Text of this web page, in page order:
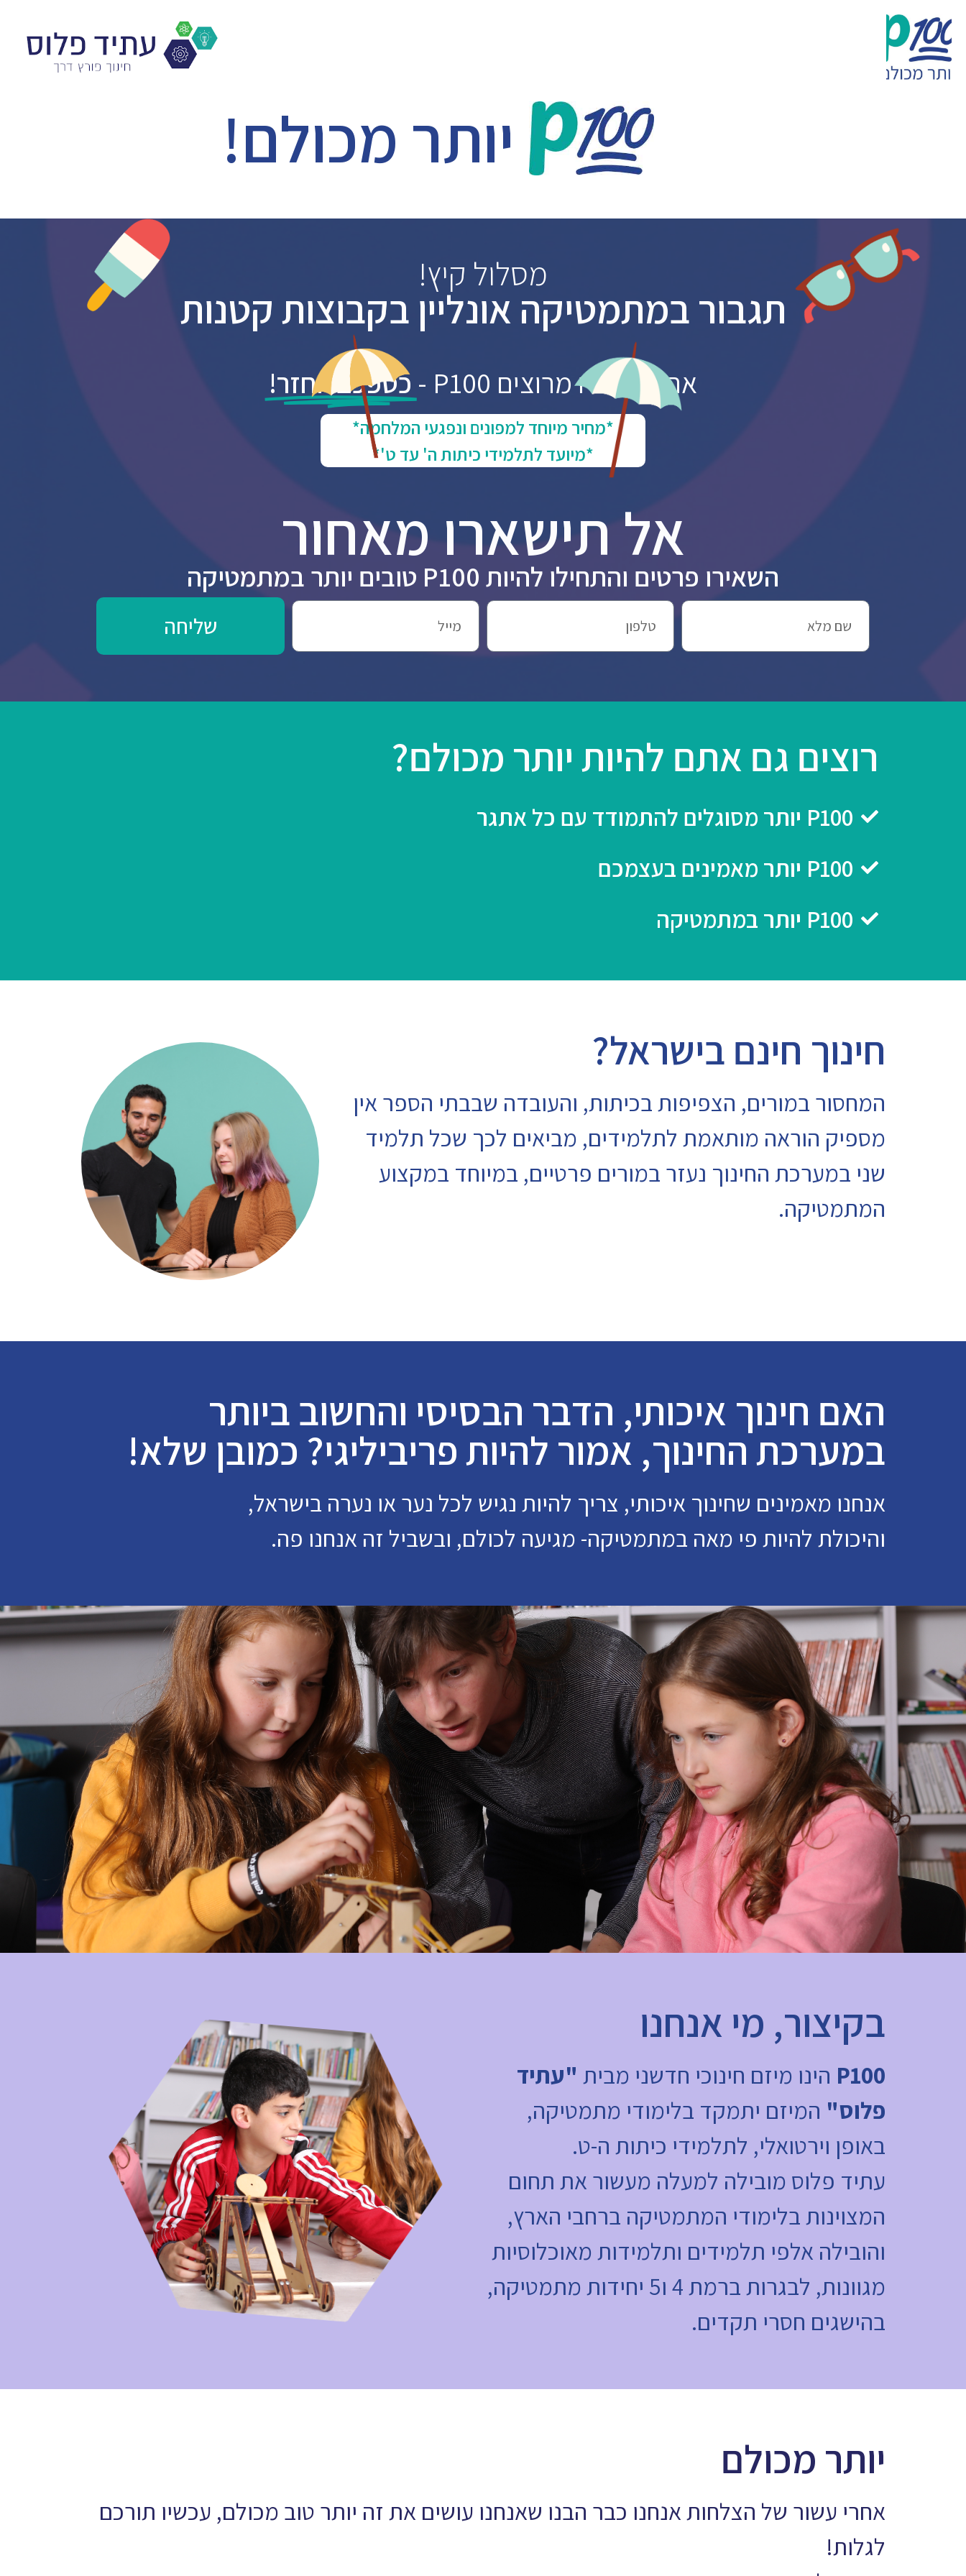
יותר מכולם!
מסלול קיץ!
תגבור במתמטיקה אונליין בקבוצות קטנות
אם לא תהיו מרוצים P100 - כספכם יוחזר!
*מחיר מיוחד למפונים ונפגעי המלחמה*
*מיועד לתלמידי כיתות ה' עד ט'*
אל תישארו מאחור
השאירו פרטים והתחילו להיות P100 טובים יותר במתמטיקה
שליחה
רוצים גם אתם להיות יותר מכולם?
P100 יותר מסוגלים להתמודד עם כל אתגר
P100 יותר מאמינים בעצמכם
P100 יותר במתמטיקה
חינוך חינם בישראל?
המחסור במורים, הצפיפות בכיתות, והעובדה שבבתי הספר אין
מספיק הוראה מותאמת לתלמידים, מביאים לכך שכל תלמיד
שני במערכת החינוך נעזר במורים פרטיים, במיוחד במקצוע
המתמטיקה.
האם חינוך איכותי, הדבר הבסיסי והחשוב ביותר
במערכת החינוך, אמור להיות פריביליגי? כמובן שלא!
אנחנו מאמינים שחינוך איכותי, צריך להיות נגיש לכל נער או נערה בישראל,
והיכולת להיות פי מאה במתמטיקה- מגיעה לכולם, ובשביל זה אנחנו פה.
בקיצור, מי אנחנו
P100 הינו מיזם חינוכי חדשני מבית "עתיד
פלוס" המיזם יתמקד בלימודי מתמטיקה,
באופן וירטואלי, לתלמידי כיתות ה-ט.
עתיד פלוס מובילה למעלה מעשור את תחום
המצוינות בלימודי המתמטיקה ברחבי הארץ,
והובילה אלפי תלמידים ותלמידות מאוכלוסיות
מגוונות, לבגרות ברמת 4 ו5 יחידות מתמטיקה,
בהישגים חסרי תקדים.
יותר מכולם
אחרי עשור של הצלחות אנחנו כבר הבנו שאנחנו עושים את זה יותר טוב מכולם, עכשיו תורכם
לגלות!